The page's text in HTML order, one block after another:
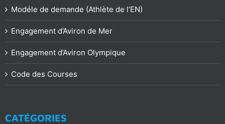
Modéle de demande (Athlète de l’EN)
Engagement d’Aviron de Mer
Engagement d’Aviron Olympique
Code des Courses
CATÉGORIES